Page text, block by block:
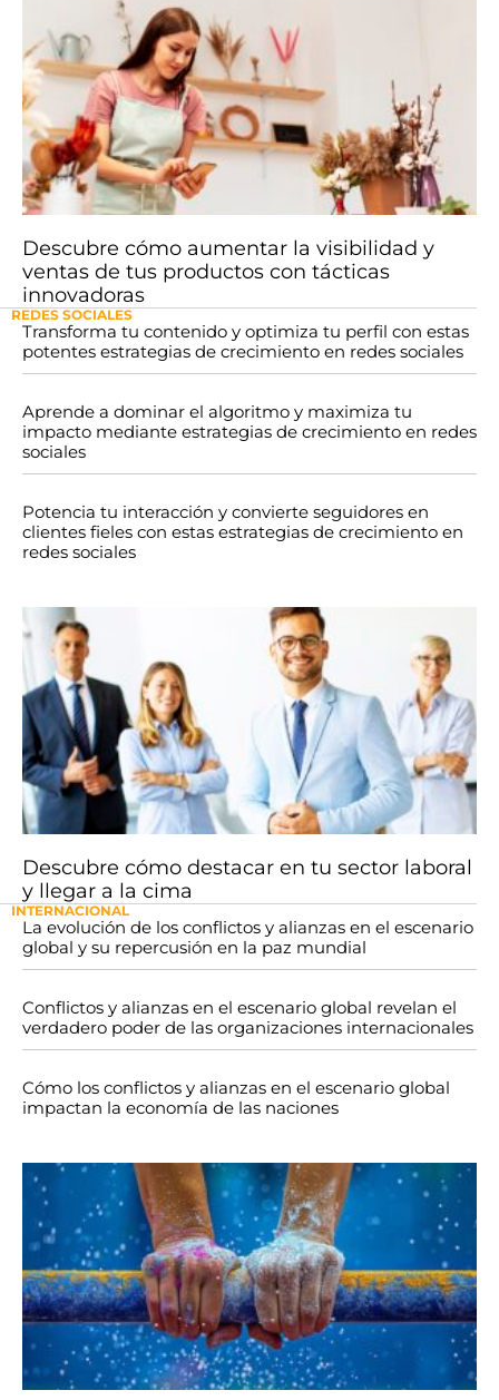
Descubre cómo aumentar la visibilidad y
ventas de tus productos con tácticas
innovadoras
REDES SOCIALES
Transforma tu contenido y optimiza tu perfil con estas
potentes estrategias de crecimiento en redes sociales
Aprende a dominar el algoritmo y maximiza tu
impacto mediante estrategias de crecimiento en redes
sociales
Potencia tu interacción y convierte seguidores en
clientes fieles con estas estrategias de crecimiento en
redes sociales
Descubre cómo destacar en tu sector laboral
y llegar a la cima
INTERNACIONAL
La evolución de los conflictos y alianzas en el escenario
global y su repercusión en la paz mundial
Conflictos y alianzas en el escenario global revelan el
verdadero poder de las organizaciones internacionales
Cómo los conflictos y alianzas en el escenario global
impactan la economía de las naciones